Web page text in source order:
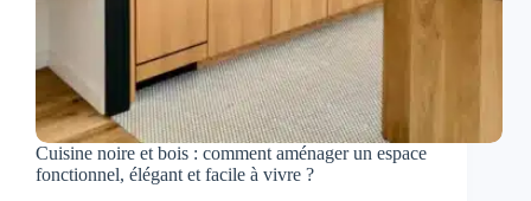
Cuisine noire et bois : comment aménager un espace
fonctionnel, élégant et facile à vivre ?